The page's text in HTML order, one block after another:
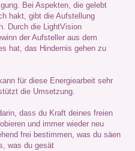
Bei Aspekten, die gelebt
hakt, gibt die Aufstellung
Durch die LightVision
der Aufsteller aus dem
hat, das Hindernis gehen zu
für diese Energiearbeit sehr
die Umsetzung.
dass du Kraft deines freien
und immer wieder neu
frei bestimmen, was du säen
was du gesät